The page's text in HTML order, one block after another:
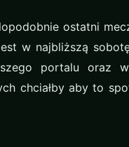
ostatni
w najbliższą
portalu oraz
chciałby aby to